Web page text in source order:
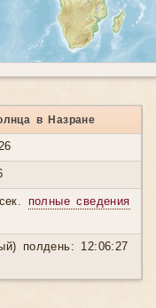
в Назране
полные сведения
полдень: 12:06:27